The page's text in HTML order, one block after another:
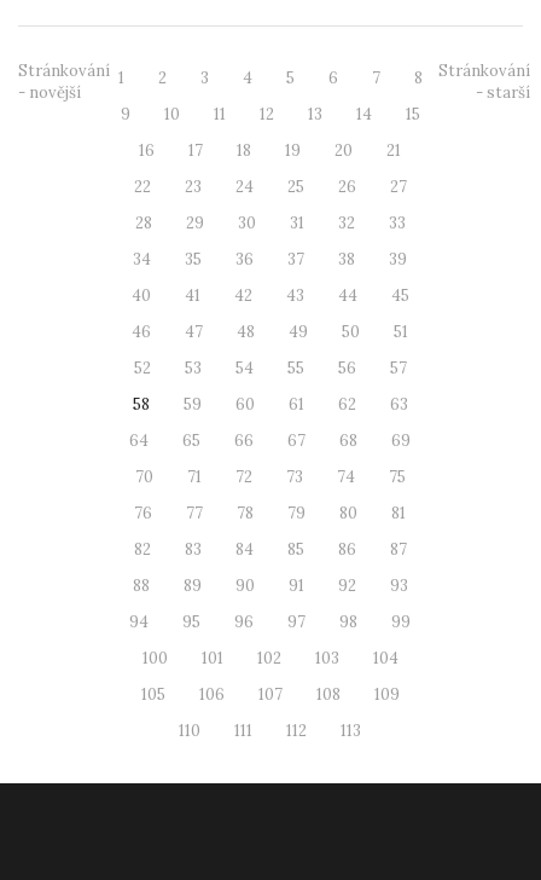
Stránkování
- novější
1 2 3 4 5 6 7
8
9
10 11 12 13 14
15
16
17 18 19 20
21
22
23 24 25 26
27
28
29 30 31 32
33
34
35 36 37 38
39
40
41 42 43 44
45
46
47 48 49 50
51
52
53 54 55 56
57
58
59 60 61 62
63
64
65 66 67 68
69
70
71 72 73 74
75
76
77 78 79 80
81
82
83 84 85 86
87
88
89 90 91 92
93
94
95 96 97 98
99
100
101 102 103
104
105
106 107 108
109
110
111 112 113
Stránkování
- starší